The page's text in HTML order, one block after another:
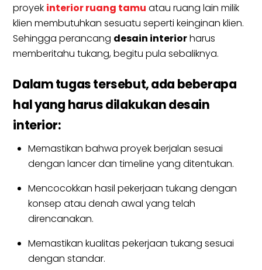
proyek interior ruang tamu atau ruang lain milik
klien membutuhkan sesuatu seperti keinginan klien.
Sehingga perancang desain interiorharus
memberitahu tukang, begitu pula sebaliknya.
Dalam tugas tersebut, ada beberapa
hal yang harus dilakukan desain
interior:
Memastikan bahwa proyek berjalan sesuai
dengan lancer dan timeline yang ditentukan.
Mencocokkan hasil pekerjaan tukang dengan
konsep atau denah awal yang telah
direncanakan.
Memastikan kualitas pekerjaan tukang sesuai
dengan standar.